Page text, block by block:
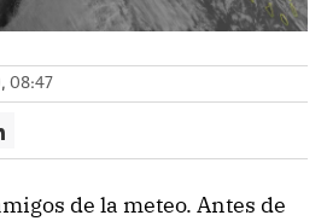
08:47
de la meteo. Antes de